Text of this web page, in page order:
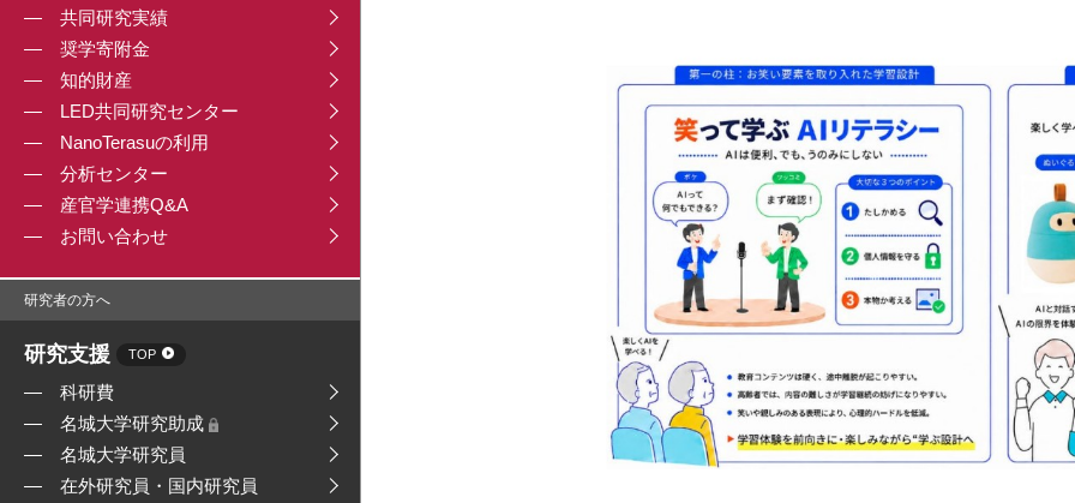
共同研究実績
奨学寄附金
知的財産
LED共同研究センター
NanoTerasuの利用
分析センター
産官学連携Q&A
お問い合わせ
研究者の方へ
研究支援 TOP
科研費
名城大学研究助成
名城大学研究員
在外研究員・国内研究員